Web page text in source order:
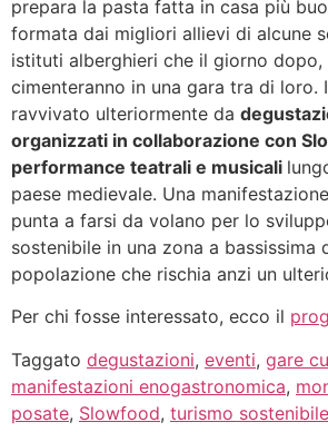
prepara la pasta fatta in casa più
formata dai migliori allievi di alcune
istituti alberghieri che il giorno dopo,
cimenteranno in una gara tra di loro.
ravvivato ulteriormente da
organizzati in collaborazione con
performance teatrali e musicali
paese medievale. Una
punta a farsi da volano per lo
sostenibile in una zona a bassissima
popolazione che rischia anzi un
Per chi fosse interessato, ecco il
Taggato degustazioni, eventi, gare
manifestazioni enogastronomica,
posate, Slowfood, turismo sostenibile